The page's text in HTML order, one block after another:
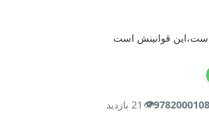
قوانینش است
👁️ 21 بازدید